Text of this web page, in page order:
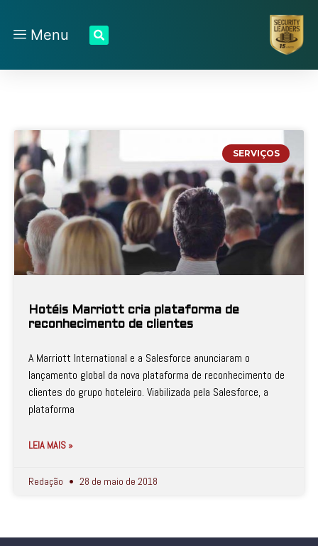
Menu
SERVIÇOS
Hotéis Marriott cria plataforma de
reconhecimento de clientes
A Marriott International e a Salesforce anunciaram o
lançamento global da nova plataforma de reconhecimento de
clientes do grupo hoteleiro. Viabilizada pela Salesforce, a
plataforma
LEIA MAIS »
Redação 28 de maio de 2018